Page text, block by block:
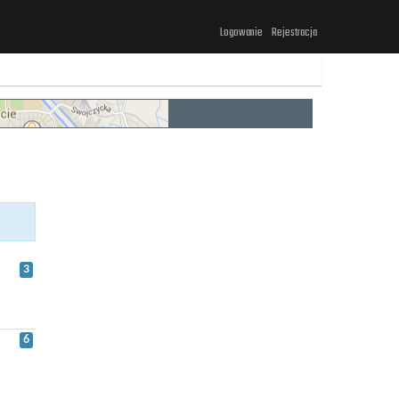
Logowanie Rejestracja
3
6